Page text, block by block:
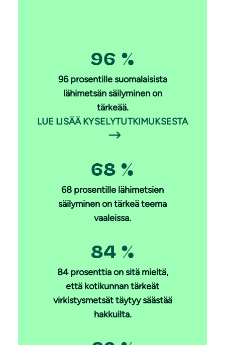
96 %
96 prosentille suomalaisista
lähimetsän säilyminen on
tärkeää.
LUE LISÄÄ KYSELYTUTKIMUKSESTA
68 %
68 prosentille lähimetsien
säilyminen on tärkeä teema
vaaleissa.
84 %
84 prosenttia on sitä mieltä,
että kotikunnan tärkeät
virkistysmetsät täytyy säästää
hakkuilta.